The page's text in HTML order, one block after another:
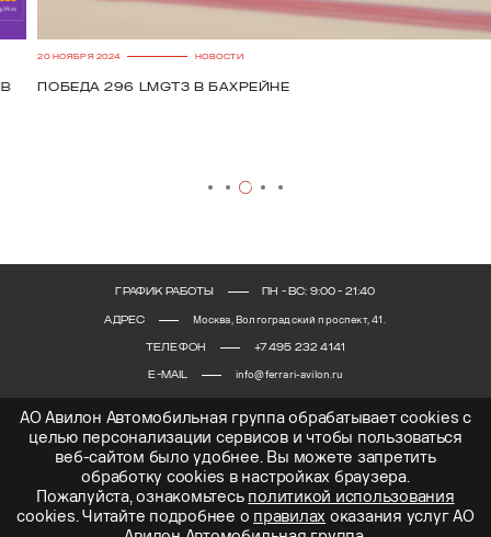
20 НОЯБРЯ 2024 НОВОСТИ
Победа 296 LMGT3 в Бахрейне
ГРАФИК РАБОТЫ ПН - ВС: 9:00 - 21:40
АДРЕС Москва, Волгоградский проспект, 41.
ТЕЛЕФОН +7 495 232 4141
E-MAIL info@ferrari-avilon.ru
© 2026 АВИЛОН – официальный дилер Ferrari в России. 2026 Все права защищены.
Копирование материалов запрещено. ОГРН 1027700000151, ИНН 7705133757.
АО Авилон Автомобильная группа обрабатывает cookies с
целью персонализации сервисов и чтобы пользоваться
веб-сайтом было удобнее. Вы можете запретить
обработку сookies в настройках браузера.
Пожалуйста, ознакомьтесь политикой использования
cookies. Читайте подробнее о правилах оказания услуг АО